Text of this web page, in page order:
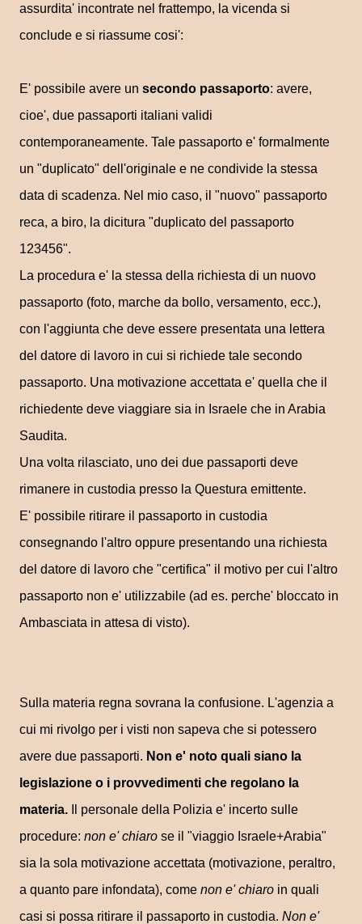
assurdita' incontrate nel frattempo, la vicenda si
conclude e si riassume cosi':
E' possibile avere un secondo passaporto: avere,
cioe', due passaporti italiani validi
contemporaneamente. Tale passaporto e' formalmente
un "duplicato" dell'originale e ne condivide la stessa
data di scadenza. Nel mio caso, il "nuovo" passaporto
reca, a biro, la dicitura "duplicato del passaporto
123456".
La procedura e' la stessa della richiesta di un nuovo
passaporto (foto, marche da bollo, versamento, ecc.),
con l'aggiunta che deve essere presentata una lettera
del datore di lavoro in cui si richiede tale secondo
passaporto. Una motivazione accettata e' quella che il
richiedente deve viaggiare sia in Israele che in Arabia
Saudita.
Una volta rilasciato, uno dei due passaporti deve
rimanere in custodia presso la Questura emittente.
E' possibile ritirare il passaporto in custodia
consegnando l'altro oppure presentando una richiesta
del datore di lavoro che "certifica" il motivo per cui l'altro
passaporto non e' utilizzabile (ad es. perche' bloccato in
Ambasciata in attesa di visto).
Sulla materia regna sovrana la confusione. L'agenzia a
cui mi rivolgo per i visti non sapeva che si potessero
avere due passaporti. Non e' noto quali siano la
legislazione o i provvedimenti che regolano la
materia. Il personale della Polizia e' incerto sulle
procedure: non e' chiaro se il "viaggio Israele+Arabia"
sia la sola motivazione accettata (motivazione, peraltro,
a quanto pare infondata), come non e' chiaro in quali
casi si possa ritirare il passaporto in custodia. Non e'